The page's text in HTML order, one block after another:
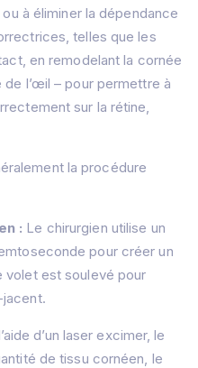
à éliminer la dépendance
telles que les
en remodelant la cornée
l’œil – pour permettre à
sur la rétine,
la procédure
: Le chirurgien utilise un
pour créer un
volet est soulevé pour
d’un laser excimer, le
de tissu cornéen, le